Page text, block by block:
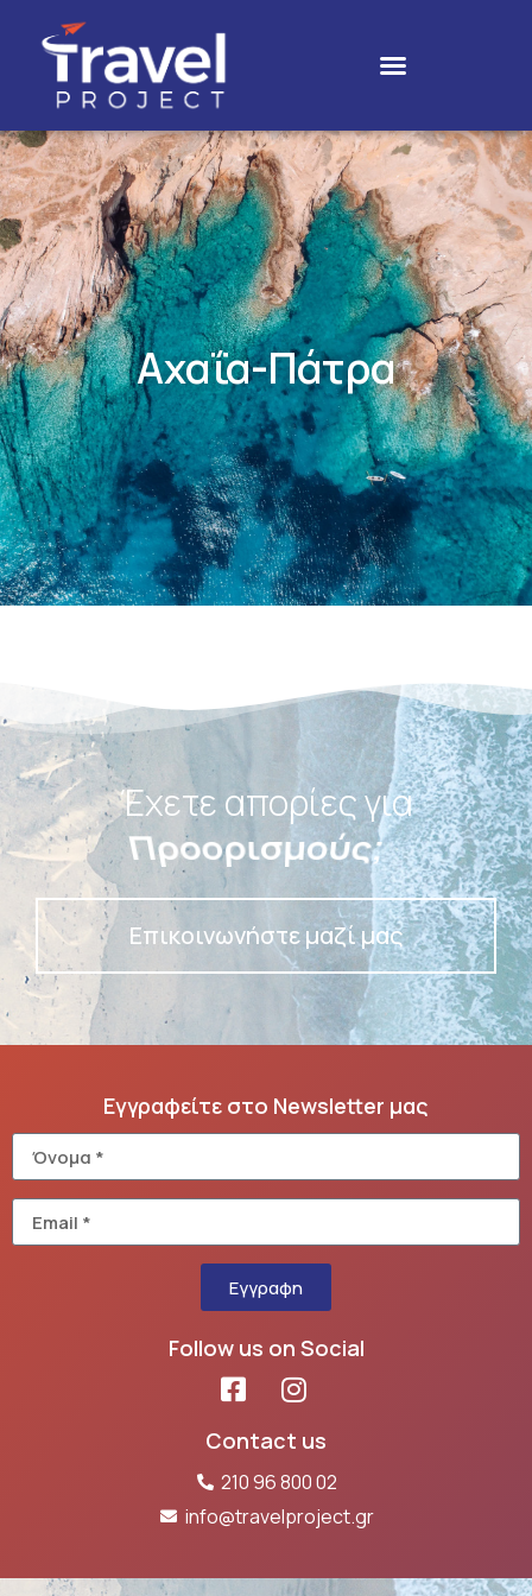
Αχαΐα-Πάτρα
Έχετε απορίες για
Προορισμούς;
Επικοινωνήστε μαζί μας
Εγγραφείτε στο Newsletter μας
Εγγραφη
Follow us on Social
Contact us
210 96 800 02
info@travelproject.gr